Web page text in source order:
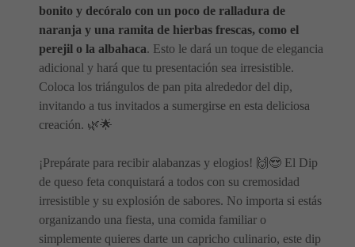
bonito y decóralo con un poco de ralladura de
naranja y una ramita de hierbas frescas, como el
perejil o la albahaca. Esto le dará un toque de elegancia
adicional y hará que tu presentación sea irresistible.
Coloca los triángulos de pan pita alrededor del dip,
invitando a tus invitados a sumergirse en esta deliciosa
creación. 🌿🌟
¡Prepárate para recibir alabanzas y elogios! 🙌😍 El Dip
de queso feta conquistará a todos con su cremosidad
irresistible y su explosión de sabores. No importa si estás
organizando una fiesta, una comida familiar o
simplemente quieres darte un capricho culinario, este dip